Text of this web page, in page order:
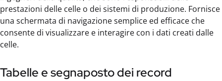
prestazioni delle celle o dei sistemi di produzione. Fornisce
una schermata di navigazione semplice ed efficace che
consente di visualizzare e interagire con i dati creati dalle
celle.
Tabelle e segnaposto dei record